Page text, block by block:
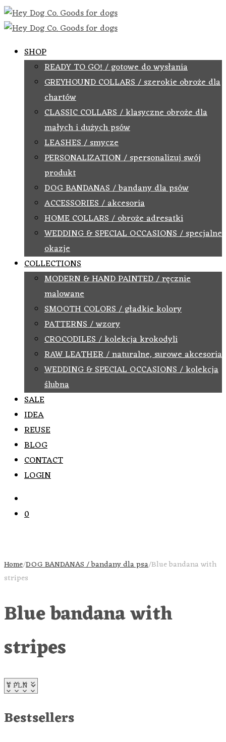
SHOP
READY TO GO! / gotowe do wysłania
GREYHOUND COLLARS / szerokie obroże dla
chartów
CLASSIC COLLARS / klasyczne obroże dla
małych i dużych psów
LEASHES / smycze
PERSONALIZATION / spersonalizuj swój
produkt
DOG BANDANAS / bandany dla psów
ACCESSORIES / akcesoria
HOME COLLARS / obroże adresatki
WEDDING & SPECIAL OCCASIONS / specjalne
okazje
COLLECTIONS
MODERN & HAND PAINTED / ręcznie
malowane
SMOOTH COLORS / gładkie kolory
PATTERNS / wzory
CROCODILES / kolekcja krokodyli
RAW LEATHER / naturalne, surowe akcesoria
WEDDING & SPECIAL OCCASIONS / kolekcja
ślubna
SALE
IDEA
REUSE
BLOG
CONTACT
LOGIN
0
Home/DOG BANDANAS / bandany dla psa/Blue bandana with
stripes
Blue bandana with
stripes
Bestsellers